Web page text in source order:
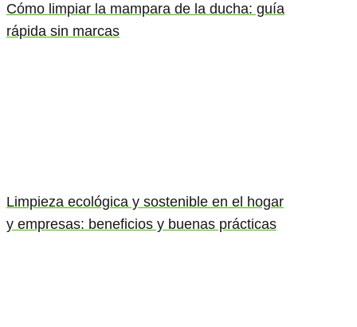
Cómo limpiar la mampara de la ducha: guía
rápida sin marcas
Limpieza ecológica y sostenible en el hogar
y empresas: beneficios y buenas prácticas